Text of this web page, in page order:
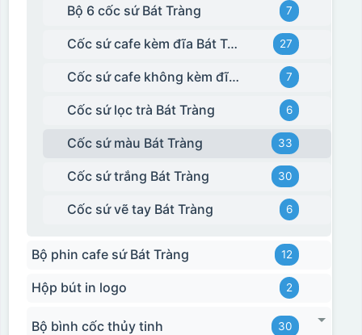
Bộ 6 cốc sứ Bát Tràng 7
Cốc sứ cafe kèm đĩa Bát Tràng 27
Cốc sứ cafe không kèm đĩa kê Bát Tràng 7
Cốc sứ lọc trà Bát Tràng 6
Cốc sứ màu Bát Tràng 33
Cốc sứ trắng Bát Tràng 30
Cốc sứ vẽ tay Bát Tràng 6
Bộ phin cafe sứ Bát Tràng 12
Hộp bút in logo 2
Bộ bình cốc thủy tinh 30